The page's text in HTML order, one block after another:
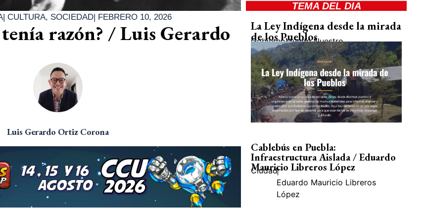
| CULTURA, SOCIEDAD| FEBRERO 10, 2026
razón? / Luis Gerardo
Luis Gerardo Ortiz Corona
TEMA DEL DIA
La Ley Indígena desde la mirada
de los Pueblos
GobiernoMundo Nuestro
Cablebús en Puebla:
Infraestructura Aislada / Eduardo
Mauricio Libreros López
Ciudad|
Eduardo Mauricio Libreros
López